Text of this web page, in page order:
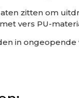
zitten om
vers PU-
in